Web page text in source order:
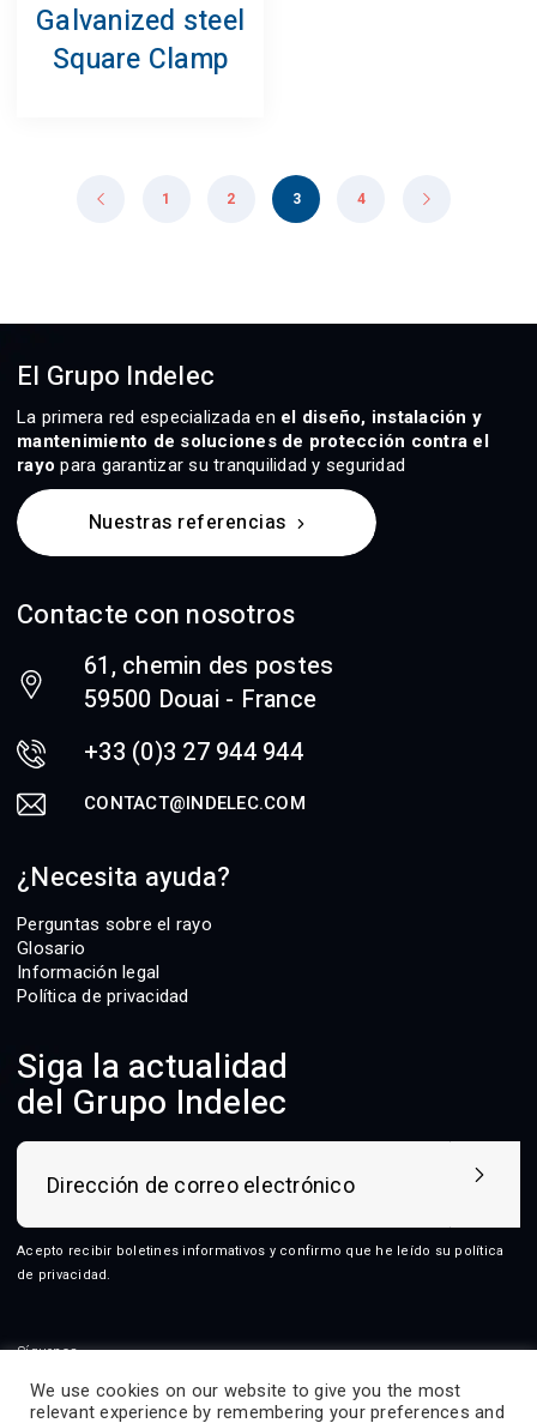
Galvanized steel
Square Clamp
1 2 3 4
El Grupo Indelec
La primera red especializada en el diseño, instalación y
mantenimiento de soluciones de protección contra el
rayo para garantizar su tranquilidad y seguridad
Nuestras referencias
Contacte con nosotros
61, chemin des postes
59500 Douai - France
+33 (0)3 27 944 944
CONTACT@INDELEC.COM
¿Necesita ayuda?
Perguntas sobre el rayo
Glosario
Información legal
Política de privacidad
Siga la actualidad
del Grupo Indelec
Acepto recibir boletines informativos y confirmo que he leído su política
de privacidad.
Síguenos
We use cookies on our website to give you the most
relevant experience by remembering your preferences and